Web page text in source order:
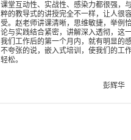
课堂互动性、实战性、感染力都很强，
粹的教导式的讲授完全不一样，让人很
受。赵老师讲课清晰，思维敏捷，举例
论与实践结合紧密，讲解深入透彻，这
我们工作后的第一个月内，就有明显的
不夸张的说，嵌入式培训，使我们的工
轻松。
彭辉华